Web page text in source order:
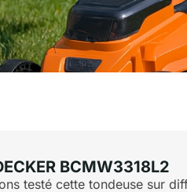
BCMW3318L2
testé cette tondeuse sur